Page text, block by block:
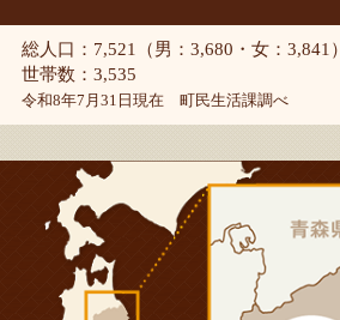
総人口：7,521（男：3,680・女：3,841）
世帯数：3,535
令和8年7月31日現在 町民生活課調べ